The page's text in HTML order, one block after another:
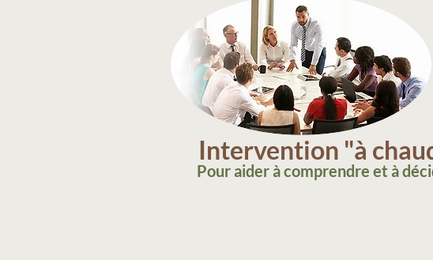
Intervention "à
Pour aider à comprendre et à